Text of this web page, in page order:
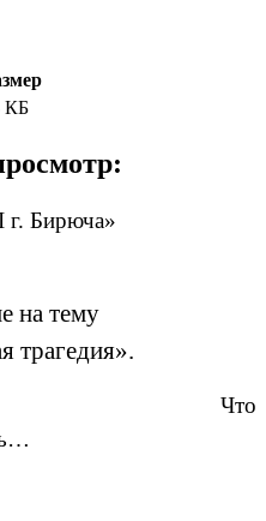
КБ
Бирюча»
на тему
трагедия».